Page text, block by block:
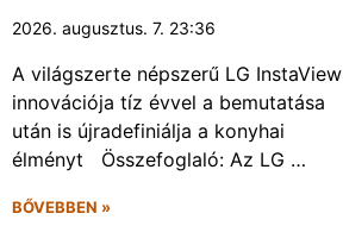
2026. augusztus. 7. 23:36
A világszerte népszerű LG InstaView
innovációja tíz évvel a bemutatása
után is újradefiniálja a konyhai
élményt Összefoglaló: Az LG …
BŐVEBBEN »